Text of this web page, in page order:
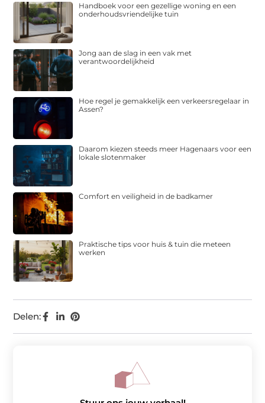
Delen:
Handboek voor een gezellige woning en een
onderhoudsvriendelijke tuin
Jong aan de slag in een vak met
verantwoordelijkheid
Hoe regel je gemakkelijk een verkeersregelaar in
Assen?
Daarom kiezen steeds meer Hagenaars voor een
lokale slotenmaker
Comfort en veiligheid in de badkamer
Praktische tips voor huis & tuin die meteen
werken